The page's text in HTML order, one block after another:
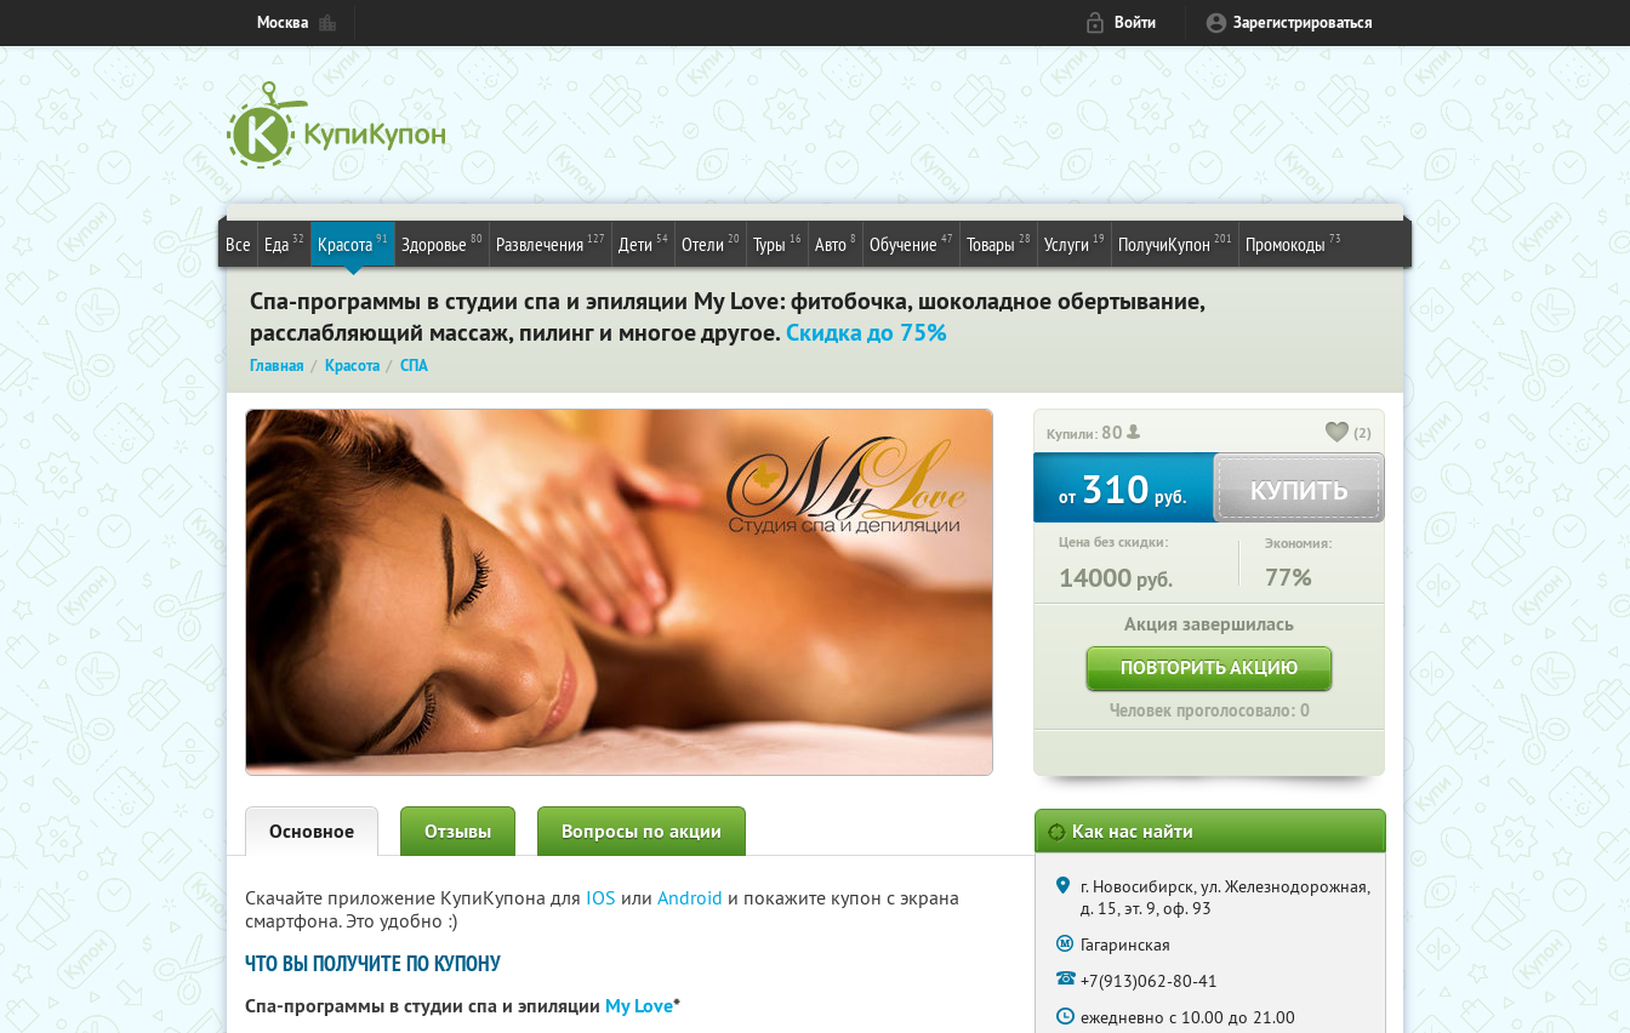
Москва Войти Зарегистрироваться
Все Еда 32 Красота 91 Здоровье 80 Развлечения 127 Дети 54 Отели 20 Туры 16 Авто 8 Обучение 47 Товары 28 Услуги 19 ПолучиКупон 201 Промокоды 73
Спа-программы в студии спа и эпиляции My Love: фитобочка, шоколадное обертывание,
расслабляющий массаж, пилинг и многое другое.Скидка до 75%
Главная Красота СПА
Купили: 80 (2)
от310руб. КУПИТЬ
Цена без скидки:
14000 руб.
Экономия:
77%
Акция завершилась
ПОВТОРИТЬ АКЦИЮ
Человек проголосовало: 0
Основное Отзывы Вопросы по акции
Скачайте приложение КупиКупона для IOS или Android и покажите купон с экрана
смартфона. Это удобно :)
ЧТО ВЫ ПОЛУЧИТЕ ПО КУПОНУ
Спа-программы в студии спа и эпиляции My Love*
Как нас найти
г. Новосибирск, ул. Железнодорожная,
д. 15, эт. 9, оф. 93
Гагаринская
+7(913)062-80-41
ежедневно с 10.00 до 21.00